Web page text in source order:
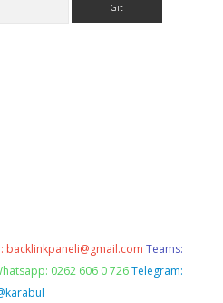
backlinkpaneli@gmail.com Teams:
0262 606 0 726 Telegram: